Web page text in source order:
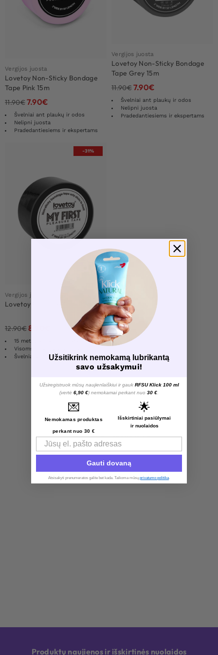
Vergijos juosta
Lovetoy Non-Sticky Bondage
Tape Pink 15m
11.90€7.90€
Švelniai ant plaukų ir odos
Nelipni juosta
Pradedantiesiems ir ekspertams
Vergijos juosta
Lovetoy Non-Sticky Bondage
Tape Grey 15m
11.90€7.90€
Švelniai ant plaukų ir odos
Nelipni juosta
Pradedantiesiems ir ekspertams
-31%
Vergijos juosta
Lovetoy Bondage Tape 15m
12.90€8.90
15 metrų surišimo juosta
Visoms vergijos sesijoms
Švelniai ant plaukų ir odos
Load More Products
Rodomi visi rezultatai: 3
Produktų naujienos ir išskirtinės nuolaidos
Užsitikrink nemokamą lubrikantą
savo užsakymui!
Užsiregistruok mūsų naujienlaiškiui ir gauk RFSU Klick 100 ml
(vertė 6,90 €) nemokamai perkant nuo 30 €
💌
Nemokamas produktas
perkant nuo 30 €
🌟
Išskirtiniai pasiūlymai
ir nuolaidos
Email
Gauti dovaną
Atsisakyti prenumeratos galite bet kada. Taikoma mūsų privatumo politika